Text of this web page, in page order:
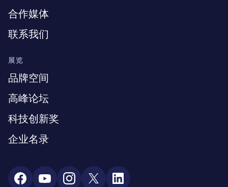
合作媒体
联系我们
展览
品牌空间
高峰论坛
科技创新奖
企业名录
Social Media